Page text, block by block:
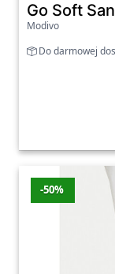
Go Soft
Modivo
Do darmowej
-50%